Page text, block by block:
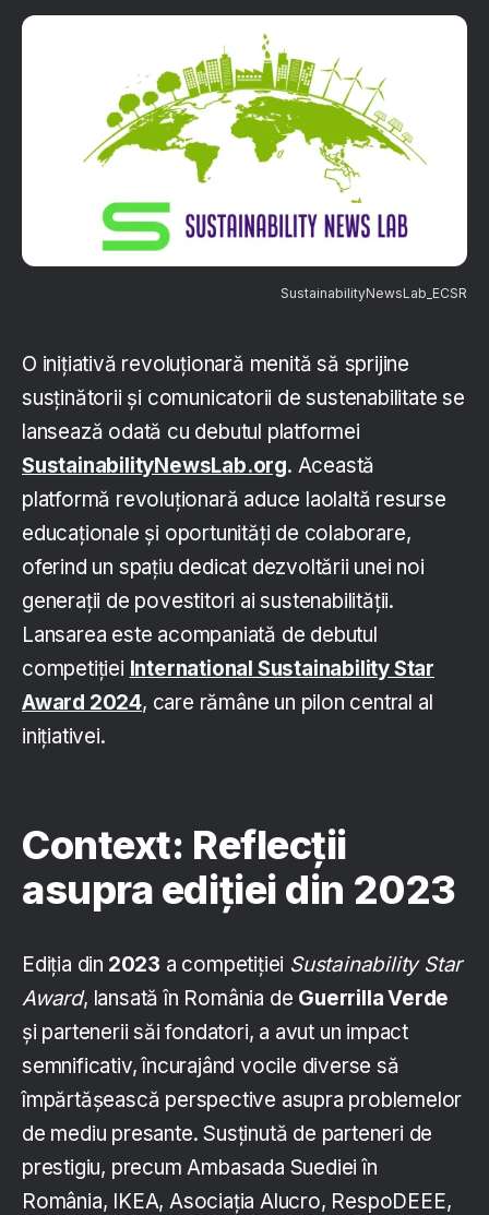
SustainabilityNewsLab_ECSR
O inițiativă revoluționară menită să sprijine
susținătorii și comunicatorii de sustenabilitate se
lansează odată cu debutul platformei
SustainabilityNewsLab.org. Această
platformă revoluționară aduce laolaltă resurse
educaționale și oportunități de colaborare,
oferind un spațiu dedicat dezvoltării unei noi
generații de povestitori ai sustenabilității.
Lansarea este acompaniată de debutul
competiției International Sustainability Star
Award 2024, care rămâne un pilon central al
inițiativei.
Context: Reflecții
asupra ediției din 2023
Ediția din 2023 a competiției Sustainability Star
Award, lansată în România de Guerrilla Verde
și partenerii săi fondatori, a avut un impact
semnificativ, încurajând vocile diverse să
împărtășească perspective asupra problemelor
de mediu presante. Susținută de parteneri de
prestigiu, precum Ambasada Suediei în
România, IKEA, Asociația Alucro, RespoDEEE,